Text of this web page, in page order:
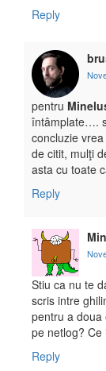
Reply
pentru
întâmplate….
concluzie
de citit, mulţi
asta cu toate
Reply
Stiu ca nu te
scris intre
pentru a doua
pe netlog? Ce
Reply